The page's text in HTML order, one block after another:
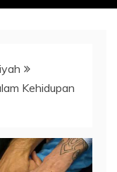
Kehidupan